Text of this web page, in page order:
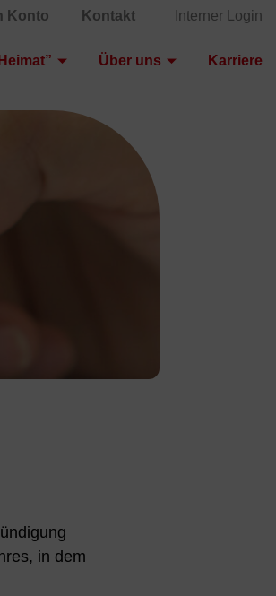
Konto Kontakt Interner Login
Über uns Karriere
in dem